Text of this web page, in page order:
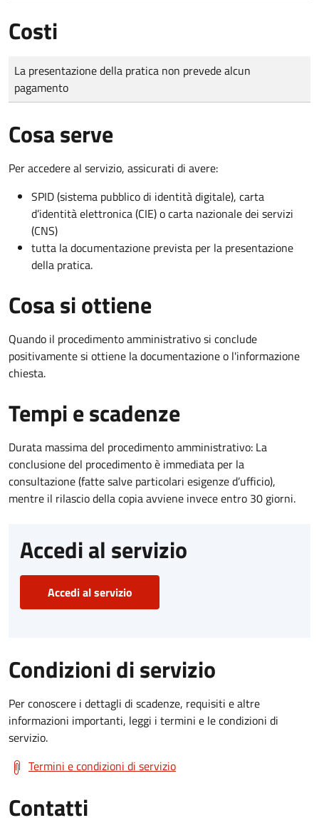
Costi
Tipo di pagamento
Importo
La presentazione della pratica non prevede alcun
pagamento
Cosa serve
Per accedere al servizio, assicurati di avere:
SPID (sistema pubblico di identità digitale), carta
d’identità elettronica (CIE) o carta nazionale dei servizi
(CNS)
tutta la documentazione prevista per la presentazione
della pratica.
Cosa si ottiene
Quando il procedimento amministrativo si conclude
positivamente si ottiene la documentazione o l'informazione
chiesta.
Tempi e scadenze
Durata massima del procedimento amministrativo: La
conclusione del procedimento è immediata per la
consultazione (fatte salve particolari esigenze d’ufficio),
mentre il rilascio della copia avviene invece entro 30 giorni.
Accedi al servizio
Accedi al servizio
Condizioni di servizio
Per conoscere i dettagli di scadenze, requisiti e altre
informazioni importanti, leggi i termini e le condizioni di
servizio.
Termini e condizioni di servizio
Contatti